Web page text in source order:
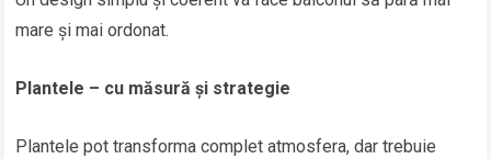
mare și mai ordonat.
Plantele – cu măsură și strategie
Plantele pot transforma complet atmosfera, dar trebuie